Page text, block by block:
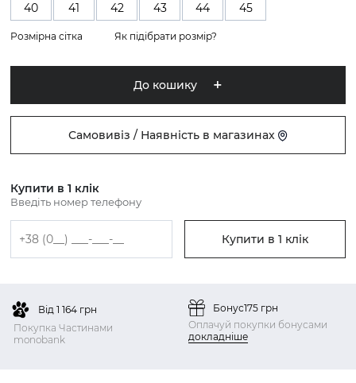
40 41 42 43 44 45
Розмірна сітка Як підібрати розмір?
До кошику
Самовивіз / Наявність в магазинах
Купити в 1 клік
Введіть номер телефону
Купити в 1 клік
Від 1 164 грн
Покупка Частинами
monobank
Бонус175 грн
Оплачуй покупки бонусами
докладніше